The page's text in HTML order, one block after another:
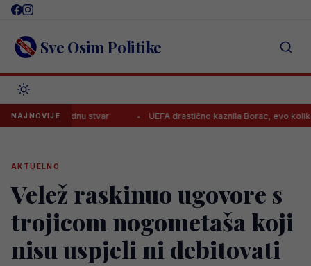
Skip
content Sve Osim Politike
NAJNOVIJE
na jednu stvar UEFA drastično kaznila Borac, evo koliko moraju
AKTUELNO
Velež raskinuo ugovore s
trojicom nogometaša koji
nisu uspjeli ni debitovati